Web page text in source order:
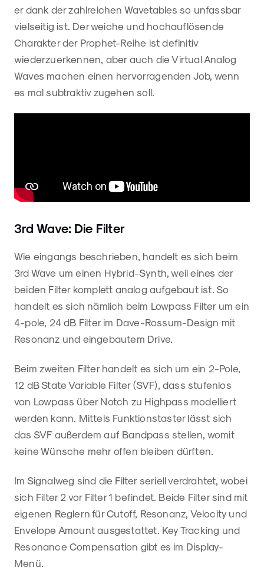
er dank der zahlreichen Wavetables so unfassbar
vielseitig ist. Der weiche und hochauflösende
Charakter der Prophet-Reihe ist definitiv
wiederzuerkennen, aber auch die Virtual Analog
Waves machen einen hervorragenden Job, wenn
es mal subtraktiv zugehen soll.
3rd Wave: Die Filter
Wie eingangs beschrieben, handelt es sich beim
3rd Wave um einen Hybrid-Synth, weil eines der
beiden Filter komplett analog aufgebaut ist. So
handelt es sich nämlich beim Lowpass Filter um ein
4-pole, 24 dB Filter im Dave-Rossum-Design mit
Resonanz und eingebautem Drive.
Beim zweiten Filter handelt es sich um ein 2-Pole,
12 dB State Variable Filter (SVF), dass stufenlos
von Lowpass über Notch zu Highpass modelliert
werden kann. Mittels Funktionstaster lässt sich
das SVF außerdem auf Bandpass stellen, womit
keine Wünsche mehr offen bleiben dürften.
Im Signalweg sind die Filter seriell verdrahtet, wobei
sich Filter 2 vor Filter 1 befindet. Beide Filter sind mit
eigenen Reglern für Cutoff, Resonanz, Velocity und
Envelope Amount ausgestattet. Key Tracking und
Resonance Compensation gibt es im Display-
Menü.